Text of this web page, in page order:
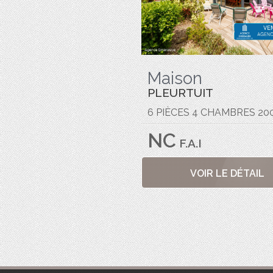
Maison
PLEURTUIT
6 PIÈCES 4 CHAMBRES
NCF.A.I
VOIR LE DÉTAIL